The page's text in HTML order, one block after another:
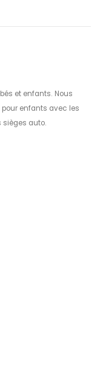
et enfants. Nous
enfants avec les
auto.